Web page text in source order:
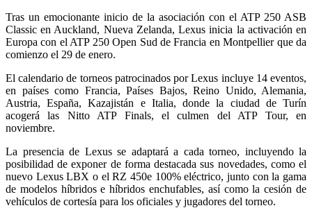
Tras un emocionante inicio de la asociación con el ATP 250 ASB
Classic en Auckland, Nueva Zelanda, Lexus inicia la activación en
Europa con el ATP 250 Open Sud de Francia en Montpellier que da
comienzo el 29 de enero.
El calendario de torneos patrocinados por Lexus incluye 14 eventos,
en países como Francia, Países Bajos, Reino Unido, Alemania,
Austria, España, Kazajistán e Italia, donde la ciudad de Turín
acogerá las Nitto ATP Finals, el culmen del ATP Tour, en
noviembre.
La presencia de Lexus se adaptará a cada torneo, incluyendo la
posibilidad de exponer de forma destacada sus novedades, como el
nuevo Lexus LBX o el RZ 450e 100% eléctrico, junto con la gama
de modelos híbridos e híbridos enchufables, así como la cesión de
vehículos de cortesía para los oficiales y jugadores del torneo.